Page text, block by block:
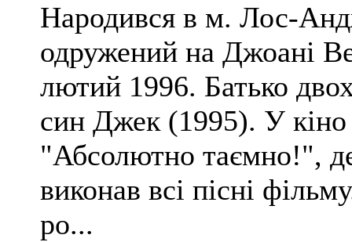
Народився в м. Лос-
одружений на Джоані
лютий 1996. Батько
син Джек (1995). У
"Абсолютно таємно!",
виконав всі пісні
ро...